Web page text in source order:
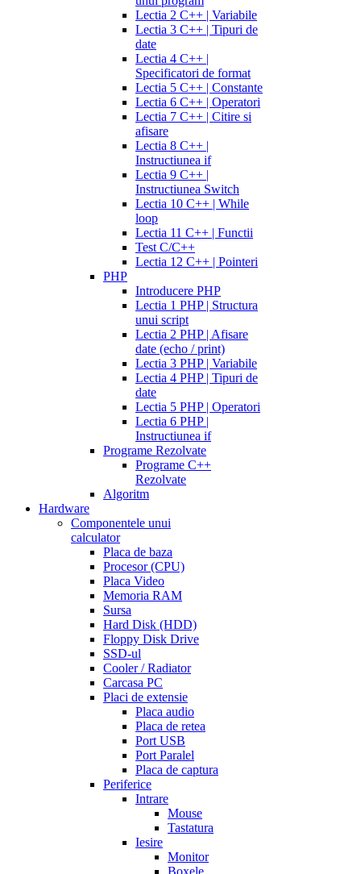
Lectia 2 C++ | Variabile
Lectia 3 C++ | Tipuri de
date
Lectia 4 C++ |
Specificatori de format
Lectia 5 C++ | Constante
Lectia 6 C++ | Operatori
Lectia 7 C++ | Citire si
afisare
Lectia 8 C++ |
Instructiunea if
Lectia 9 C++ |
Instructiunea Switch
Lectia 10 C++ | While
loop
Lectia 11 C++ | Functii
Test C/C++
Lectia 12 C++ | Pointeri
PHP
Introducere PHP
Lectia 1 PHP | Structura
unui script
Lectia 2 PHP | Afisare
date (echo / print)
Lectia 3 PHP | Variabile
Lectia 4 PHP | Tipuri de
date
Lectia 5 PHP | Operatori
Lectia 6 PHP |
Instructiunea if
Programe Rezolvate
Programe C++
Rezolvate
Algoritm
Hardware
Componentele unui
calculator
Placa de baza
Procesor (CPU)
Placa Video
Memoria RAM
Sursa
Hard Disk (HDD)
Floppy Disk Drive
SSD-ul
Cooler / Radiator
Carcasa PC
Placi de extensie
Placa audio
Placa de retea
Port USB
Port Paralel
Placa de captura
Periferice
Intrare
Mouse
Tastatura
Iesire
Monitor
Boxele